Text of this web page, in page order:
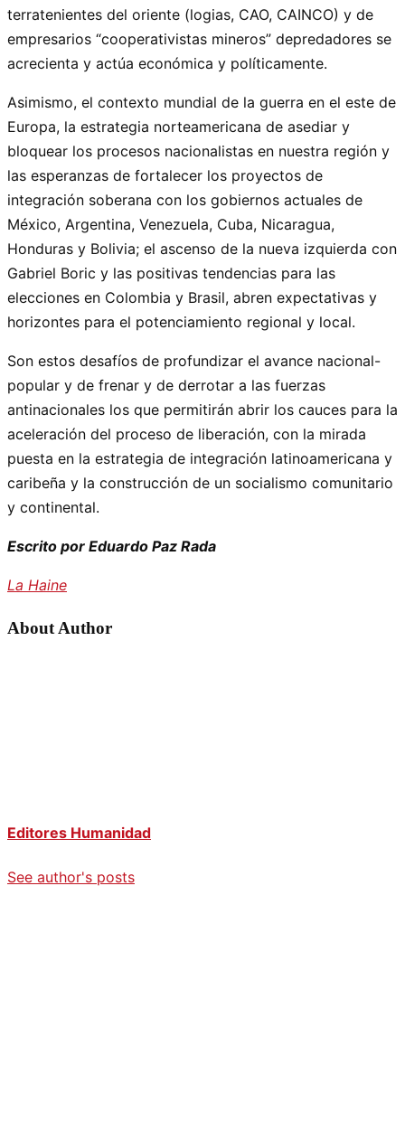
terratenientes del oriente (logias, CAO, CAINCO) y de
empresarios “cooperativistas mineros” depredadores se
acrecienta y actúa económica y políticamente.
Asimismo, el contexto mundial de la guerra en el este de
Europa, la estrategia norteamericana de asediar y
bloquear los procesos nacionalistas en nuestra región y
las esperanzas de fortalecer los proyectos de
integración soberana con los gobiernos actuales de
México, Argentina, Venezuela, Cuba, Nicaragua,
Honduras y Bolivia; el ascenso de la nueva izquierda con
Gabriel Boric y las positivas tendencias para las
elecciones en Colombia y Brasil, abren expectativas y
horizontes para el potenciamiento regional y local.
Son estos desafíos de profundizar el avance nacional-
popular y de frenar y de derrotar a las fuerzas
antinacionales los que permitirán abrir los cauces para la
aceleración del proceso de liberación, con la mirada
puesta en la estrategia de integración latinoamericana y
caribeña y la construcción de un socialismo comunitario
y continental.
Escrito por Eduardo Paz Rada
La Haine
About Author
Editores Humanidad
See author's posts